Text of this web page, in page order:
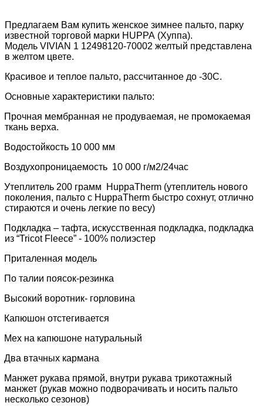
Предлагаем Вам купить женское зимнее пальто, парку
известной торговой марки HUPPA (Хуппа).
Модель VIVIAN 1 12498120-70002 желтый представлена
в желтом цвете.
Красивое и теплое пальто, рассчитанное до -30С.
Основные характеристики пальто:
Прочная мембранная не продуваемая, не промокаемая
ткань верха.
Водостойкость 10 000 мм
Воздухопроницаемость 10 000 г/м2/24час
Утеплитель 200 грамм
HuppaTherm (утеплитель нового
поколения, пальто с HuppaTherm быстро сохнут, отлично
стираются и очень легкие по весу)
Подкладка – тафта, искусственная подкладка, подкладка
из “Tricot Fleece” - 100% полиэстер
Приталенная модель
По талии поясок-резинка
Высокий воротник- горловина
Капюшон отстегивается
Мех на капюшоне натуральный
Два втачных кармана
Манжет рукава прямой, внутри рукава трикотажный
манжет (рукав можно подворачивать и носить пальто
несколько сезонов)